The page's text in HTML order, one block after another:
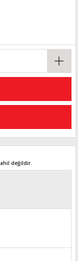
değildir.